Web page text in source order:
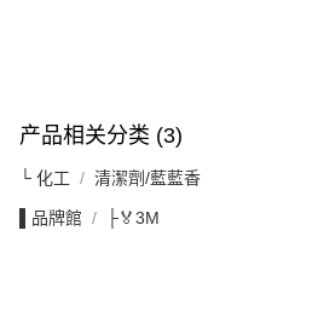
产品相关分类 (3)
└ 化工 清潔劑/藍藍香
▌品牌館 ├🏅3M